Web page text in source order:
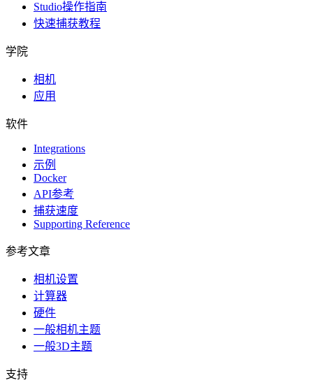
Studio操作指南
快速捕获教程
学院
相机
应用
软件
Integrations
示例
Docker
API参考
捕获速度
Supporting Reference
参考文章
相机设置
计算器
硬件
一般相机主题
一般3D主题
支持